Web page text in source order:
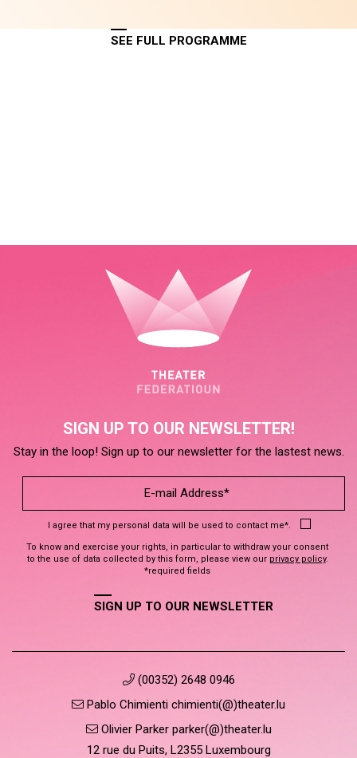
SEE FULL PROGRAMME
SIGN UP TO OUR NEWSLETTER!
Stay in the loop! Sign up to our newsletter for the lastest news.
I agree that my personal data will be used to contact me*.
To know and exercise your rights, in particular to withdraw your consent
to the use of data collected by this form, please view our privacy policy.
*required fields
SIGN UP TO OUR NEWSLETTER
(00352) 2648 0946
Pablo Chimienti chimienti(@)theater.lu
Olivier Parker parker(@)theater.lu
12 rue du Puits, L2355 Luxembourg